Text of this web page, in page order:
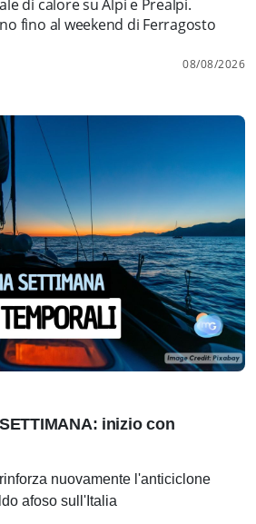
di calore su Alpi e Prealpi.
fino al weekend di Ferragosto
08/08/2026
inizio con
nuovamente l'anticiclone
afoso sull'Italia